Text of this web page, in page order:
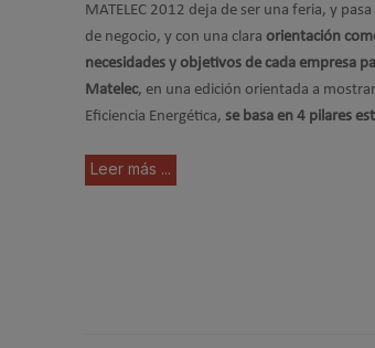
MATELEC 2012 deja de ser una feria, y
de negocio, y con una clara orientación
necesidades y objetivos de cada empresa
Matelec, en una edición orientada a
Eficiencia Energética, se basa en 4 pilares
Leer más ...